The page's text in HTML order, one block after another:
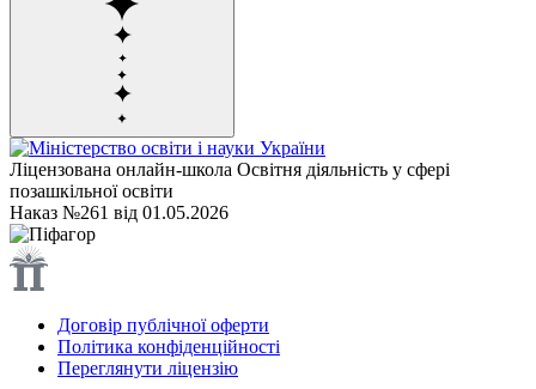
Ліцензована онлайн-школа Освітня діяльність у сфері
позашкільної освіти
Наказ №261 від 01.05.2026
Договір публічної оферти
Політика конфіденційності
Переглянути ліцензію